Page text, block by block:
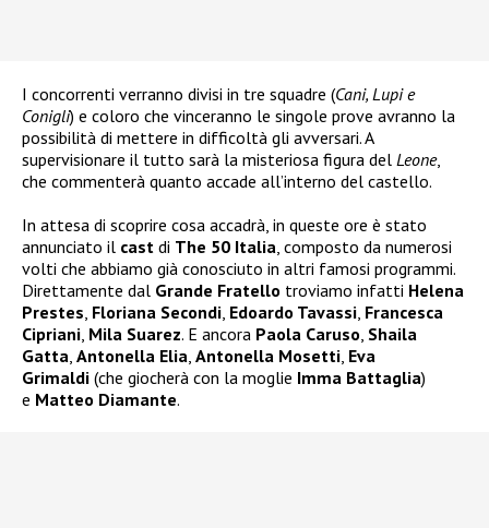
I concorrenti verranno divisi in tre squadre (Cani, Lupi e
Conigli) e coloro che vinceranno le singole prove avranno la
possibilità di mettere in difficoltà gli avversari. A
supervisionare il tutto sarà la misteriosa figura del Leone,
che commenterà quanto accade all’interno del castello.
In attesa di scoprire cosa accadrà, in queste ore è stato
annunciato il cast di The 50 Italia , composto da numerosi
volti che abbiamo già conosciuto in altri famosi programmi.
Direttamente dal Grande Fratello troviamo infatti Helena
Prestes Floriana Secondi Edoardo Tavassi Francesca
Cipriani Mila Suarez. E ancora Paola Caruso Shaila
Gatta Antonella Elia Antonella Mosetti Eva
Grimaldi (che giocherà con la moglie Imma Battaglia)
e Matteo Diamante.